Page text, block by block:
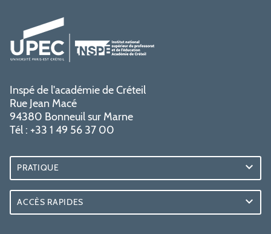
Inspé de l'académie de Créteil
Rue Jean Macé
94380 Bonneuil sur Marne
Tél : +33 1 49 56 37 00
PRATIQUE
ACCÈS RAPIDES